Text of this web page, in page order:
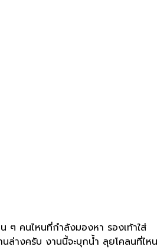
ๆ คนไหนที่กำลังมองหา รองเท้าใส่
ล่างครับ งานนี้จะบุกน้ำ ลุยโคลนที่ไหน